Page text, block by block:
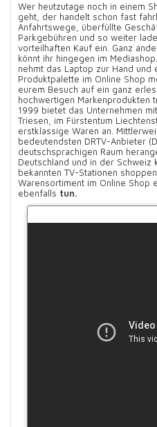
Wer heutzutage noch in einem
geht, der handelt schon fast
Anfahrtswege, überfüllte
Parkgebühren und so weiter
vorteilhaften Kauf ein. Ganz
könnt ihr hingegen im
nehmt das Laptop zur Hand
Produktpalette im Online Shop
eurem Besuch auf ein ganz
hochwertigen Markenprodukten
1999 bietet das Unternehmen
Triesen, im Fürstentum
erstklassige Waren an.
bedeutendsten DRTV-Anbieter
deutschsprachigen Raum
Deutschland und in der Schweiz
bekannten TV-Stationen
Warensortiment im Online Shop
ebenfalls tun.